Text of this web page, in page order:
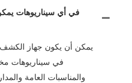
في أي سيناريوهات
يمكن أن يكون جهاز الكشف
في سيناريوهات
والمناسبات العامة